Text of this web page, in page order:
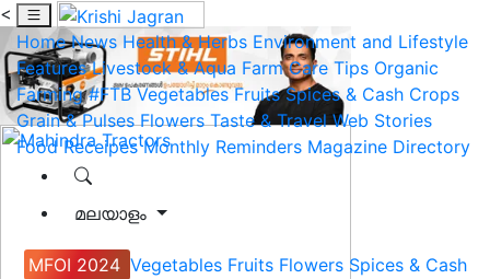
<
Home News Health & Herbs Environment and Lifestyle
Features Livestock & Aqua Farm Care Tips Organic
Farming #FTB Vegetables Fruits Spices & Cash Crops
Grain & Pulses Flowers Taste & Travel Web Stories
Food Receipes Monthly Reminders Magazine Directory
മലയാളം
MFOI 2024 Vegetables Fruits Flowers Spices & Cash